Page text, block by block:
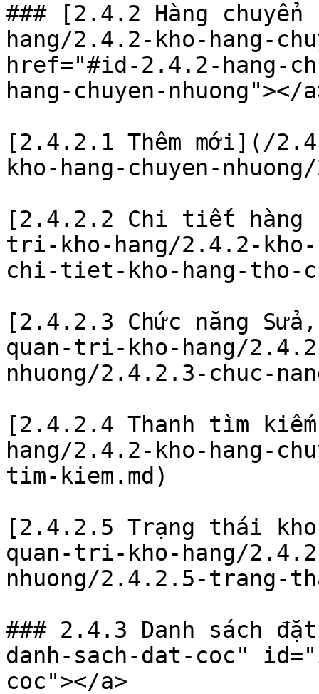
### [2.4.2 Hàng
hang/2.4.2-kho-hang-
href="#id-2.4.2-hang-
hang-chuyen-nhuong"></
[2.4.2.1 Thêm mới](/
kho-hang-chuyen-
[2.4.2.2 Chi tiết hàng
tri-kho-hang/2.4.2-kho-
chi-tiet-kho-hang-tho-
[2.4.2.3 Chức năng
quan-tri-kho-hang/
nhuong/2.4.2.3-chuc-
[2.4.2.4 Thanh tìm
hang/2.4.2-kho-hang-
tim-kiem.md)
[2.4.2.5 Trạng thái
quan-tri-kho-hang/
nhuong/2.4.2.5-trang-
### 2.4.3 Danh sách
danh-sach-dat-coc"